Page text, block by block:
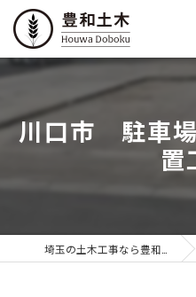
川口市 駐車
置